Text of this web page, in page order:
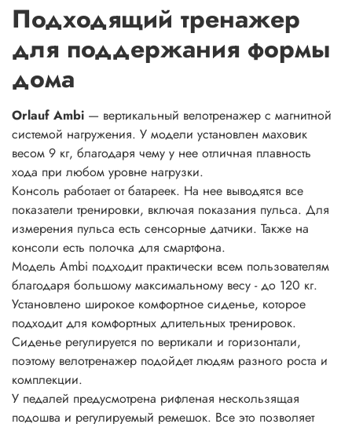
Подходящий тренажер
для поддержания формы
дома
Orlauf Ambi — вертикальный велотренажер с магнитной
системой нагружения. У модели установлен маховик
весом 9 кг, благодаря чему у нее отличная плавность
хода при любом уровне нагрузки.
Консоль работает от батареек. На нее выводятся все
показатели тренировки, включая показания пульса. Для
измерения пульса есть сенсорные датчики. Также на
консоли есть полочка для смартфона.
Модель Ambi подходит практически всем пользователям
благодаря большому максимальному весу - до 120 кг.
Установлено широкое комфортное сиденье, которое
подходит для комфортных длительных тренировок.
Сиденье регулируется по вертикали и горизонтали,
поэтому велотренажер подойдет людям разного роста и
комплекции.
У педалей предусмотрена рифленая нескользящая
подошва и регулируемый ремешок. Все это позволяет